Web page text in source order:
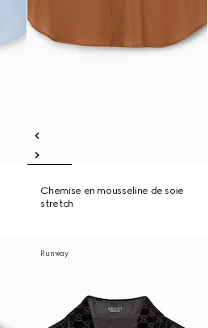
Chemise en mousseline de soie
stretch
Runway